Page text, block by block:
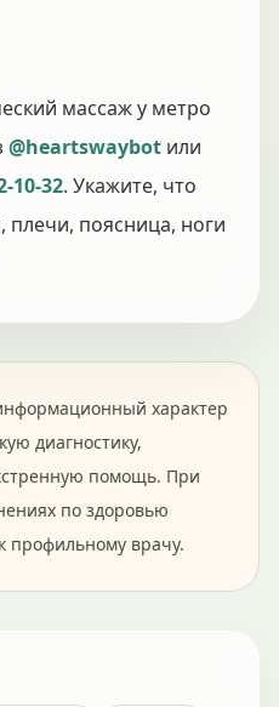
массаж у метро
@heartswaybot или
10-32. Укажите, что
плечи, поясница, ноги
характер
диагностику,
помощь. При
по здоровью
профильному врачу.